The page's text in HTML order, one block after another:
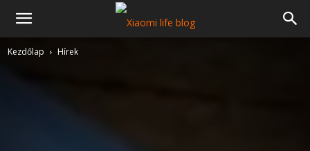
Kezdőlap Hírek